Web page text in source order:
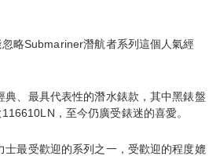
略Submariner潛航者系列這個人氣經
、最具代表性的潛水錶款，其中黑錶盤
，至今仍廣受錶迷的喜愛。
最受歡迎的系列之一，受歡迎的程度媲